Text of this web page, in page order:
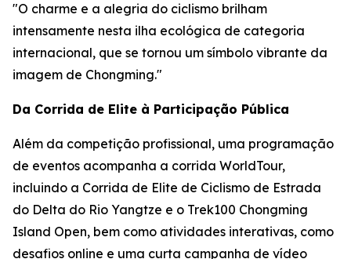
"O charme e a alegria do ciclismo brilham
intensamente nesta ilha ecológica de categoria
internacional, que se tornou um símbolo vibrante da
imagem de Chongming."
Da Corrida de Elite à Participação Pública
Além da competição profissional, uma programação
de eventos acompanha a corrida WorldTour,
incluindo a Corrida de Elite de Ciclismo de Estrada
do Delta do Rio Yangtze e o Trek100 Chongming
Island Open, bem como atividades interativas, como
desafios online e uma curta campanha de vídeo